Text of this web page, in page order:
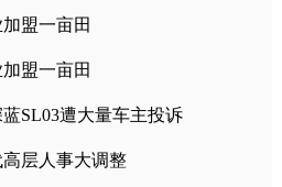
盟一亩田
盟一亩田
SL03遭大量车主投诉
层人事大调整